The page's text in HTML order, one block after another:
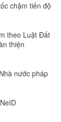
chậm tiến độ
theo Luật Đất
thiện
nước pháp